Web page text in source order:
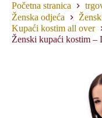
Početna stranica
Ženska odjeća
Kupaći kostim all over
Ženski kupaći kostim –